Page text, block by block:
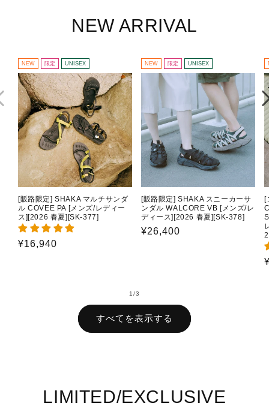
NEW ARRIVAL
NEW 限定 UNISEX
[販路限定] SHAKA マルチサンダ
ル COVEE PA [メンズ/レディー
ス][2026 春夏][SK-377]
通
¥16,940
NEW 限定 UNISEX
[販路限定] SHAKA スニーカーサ
ンダル WALCORE VB [メンズ/レ
ディース][2026 春夏][SK-378]
通
¥26,400
[
1/の
3
すべてを表示する
LIMITED/EXCLUSIVE